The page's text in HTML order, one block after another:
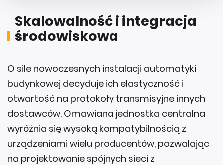
Skalowalność i integracja
środowiskowa
O sile nowoczesnych instalacji automatyki
budynkowej decyduje ich elastyczność i
otwartość na protokoły transmisyjne innych
dostawców. Omawiana jednostka centralna
wyróżnia się wysoką kompatybilnością z
urządzeniami wielu producentów, pozwalając
na projektowanie spójnych sieci z